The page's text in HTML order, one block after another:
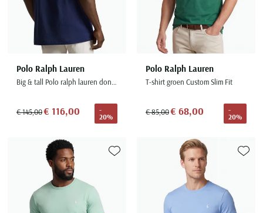
Polo Ralph Lauren
Big & tall Polo ralph lauren donkerblauw t-shirt ronde hals
€ 145,00€ 116,00
-
20%
Polo Ralph Lauren
T-shirt groen Custom Slim Fit
€ 85,00€ 68,00
-
20%
Toevoegen aan favorieten